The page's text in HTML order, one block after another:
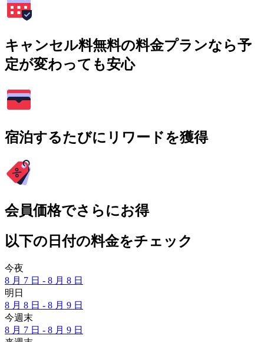
キャンセル料無料の料金プランなら予
定が変わっても安心
宿泊するたびにリワードを獲得
会員価格でさらにお得
以下の日付の料金をチェック
今夜
8 月 7 日 - 8 月 8 日
明日
8 月 8 日 - 8 月 9 日
今週末
8 月 7 日 - 8 月 9 日